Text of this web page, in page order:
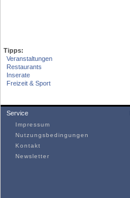
Tipps:
Veranstaltungen
Restaurants
Inserate
Freizeit & Sport
Service
Impressum
Nutzungsbedingungen
Kontakt
Newsletter